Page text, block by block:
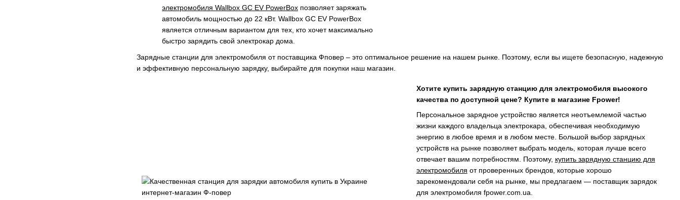
электромобиля Wallbox GC EV PowerBox позволяет заряжать
автомобиль мощностью до 22 кВт. Wallbox GC EV PowerBox
является отличным вариантом для тех, кто хочет максимально
быстро зарядить свой электрокар дома.
Зарядные станции для электромобиля от поставщика Фповер – это оптимальное решение на нашем рынке. Поэтому, если вы ищете безопасную, надежную
и эффективную персональную зарядку, выбирайте для покупки наш магазин.
Хотите купить зарядную станцию ​​для электромобиля высокого
качества по доступной цене? Купите в магазине Fpower!
Персональное зарядное устройство является неотъемлемой частью
жизни каждого владельца электрокара, обеспечивая необходимую
энергию в любое время и в любом месте. Большой выбор зарядных
устройств на рынке позволяет выбрать модель, которая лучше всего
отвечает вашим потребностям. Поэтому, купить зарядную станцию ​​для
электромобиля от проверенных брендов, которые хорошо
зарекомендовали себя на рынке, мы предлагаем — поставщик зарядок
для электромобиля fpower.com.ua.